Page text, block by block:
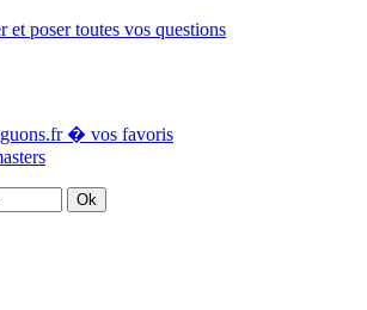
poser toutes vos questions
� vos favoris